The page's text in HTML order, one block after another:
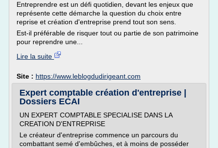
Entreprendre est un défi quotidien, devant les enjeux que
représente cette démarche la question du choix entre
reprise et création d'entreprise prend tout son sens.
Est-il préférable de risquer tout ou partie de son patrimoine
pour reprendre une...
Lire la suite
Site : https://www.leblogdudirigeant.com
Expert comptable création d'entreprise |
Dossiers ECAI
UN EXPERT COMPTABLE SPECIALISE DANS LA
CREATION D'ENTREPRISE
Le créateur d'entreprise commence un parcours du
combattant semé d'embûches, et à moins de posséder